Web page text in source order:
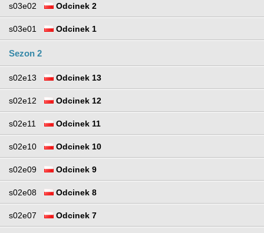
s03e02 Odcinek 2
s03e01 Odcinek 1
Sezon 2
s02e13 Odcinek 13
s02e12 Odcinek 12
s02e11 Odcinek 11
s02e10 Odcinek 10
s02e09 Odcinek 9
s02e08 Odcinek 8
s02e07 Odcinek 7